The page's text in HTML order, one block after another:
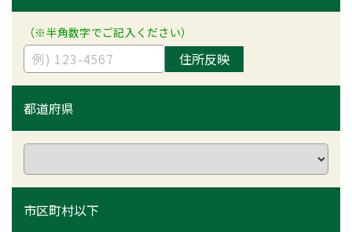
（※半角数字でご記入ください）
住所反映
都道府県
市区町村以下